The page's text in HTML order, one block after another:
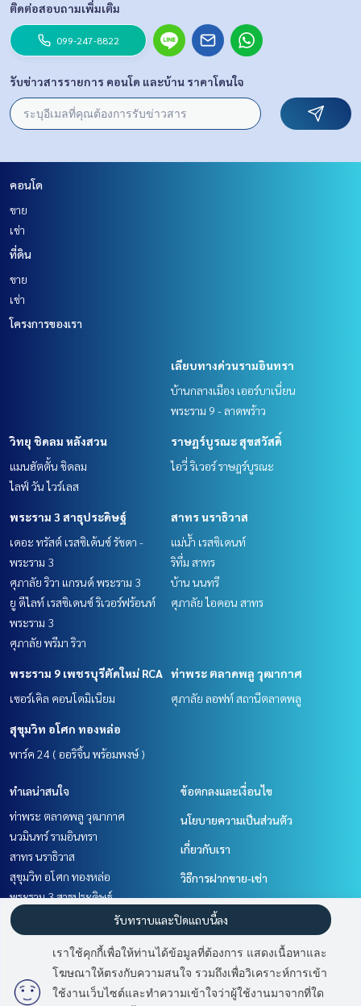
ติดต่อสอบถามเพิ่มเติม
099-247-8822
รับข่าวสารรายการ คอนโด และบ้าน ราคาโดนใจ
คอนโด
ขาย
เช่า
ที่ดิน
ขาย
เช่า
โครงการของเรา
เลียบทางด่วนรามอินทรา
บ้านกลางเมือง เออร์บาเนี่ยน
พระราม 9 - ลาดพร้าว
วิทยุ ชิดลม หลังสวน
แมนฮัตตั้น ชิดลม
ไลฟ์ วัน ไวร์เลส
ราษฎร์บูรณะ สุขสวัสดิ์
ไอวี่ ริเวอร์ ราษฎร์บูรณะ
พระราม 3 สาธุประดิษฐ์
เดอะ ทรัสต์ เรสซิเด้นซ์ รัชดา -
พระราม 3
ศุภาลัย ริวา แกรนด์ พระราม 3
ยู ดีไลท์ เรสซิเดนซ์ ริเวอร์ฟร้อนท์
พระราม 3
ศุภาลัย พรีมา ริวา
สาทร นราธิวาส
แม่น้ำ เรสซิเดนท์
ริทึ่ม สาทร
บ้าน นนทรี
ศุภาลัย ไอคอน สาทร
พระราม 9 เพชรบุรีตัดใหม่ RCA
เซอร์เคิล คอนโดมิเนียม
ท่าพระ ตลาดพลู วุฒากาศ
ศุภาลัย ลอฟท์ สถานีตลาดพลู
สุขุมวิท อโศก ทองหล่อ
พาร์ค 24 ( ออริจิ้น พร้อมพงษ์ )
ทำเลน่าสนใจ
ท่าพระ ตลาดพลู วุฒากาศ
นวมินทร์ รามอินทรา
สาทร นราธิวาส
สุขุมวิท อโศก ทองหล่อ
พระราม 3 สาธุประดิษฐ์
วิทยุ ชิดลม หลังสวน
ราษฎร์บูรณะ สุขสวัสดิ์
พระราม 9 เพชรบุรีตัดใหม่ RCA
เลียบทางด่วนรามอินทรา
ข้อตกลงและเงื่อนไข
นโยบายความเป็นส่วนตัว
เกี่ยวกับเรา
วิธีการฝากขาย-เช่า
ติดต่อ
เราใช้คุกกี้เพื่อให้ท่านได้ข้อมูลที่ต้องการ แสดงเนื้อหาและ
โฆษณาให้ตรงกับความสนใจ รวมถึงเพื่อวิเคราะห์การเข้า
ใช้งานเว็บไซต์และทำความเข้าใจว่าผู้ใช้งานมาจากที่ใด
รับทราบและปิดแถบนี้ลง